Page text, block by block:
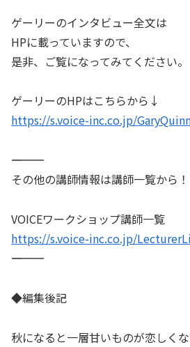
ゲーリーのインタビュー全文は
HPに載っていますので、
是非、ご覧になってみてください。
ゲーリーのHPはこちらから↓
https://s.voice-inc.co.jp/
――――――――――
その他の講師情報は講師一覧から！
VOICEワークショップ講師一覧
https://s.voice-inc.co.jp/
――――――――――
◆編集後記
秋になると一層甘いものが恋しく